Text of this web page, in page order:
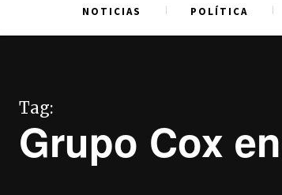
NOTICIAS POLÍTICA
Tag:
Grupo Cox